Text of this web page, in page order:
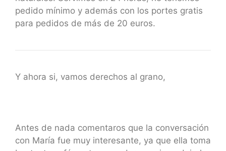
pedido mínimo y además con los portes gratis
para pedidos de más de 20 euros.
Y ahora si, vamos derechos al grano,
Antes de nada comentaros que la conversación
con María fue muy interesante, ya que ella toma